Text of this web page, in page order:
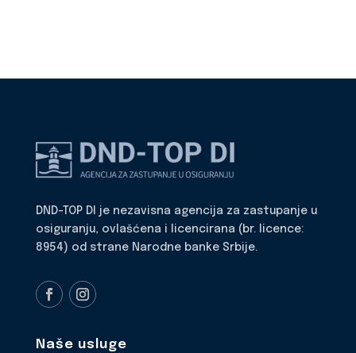
DND-TOP DI je nezavisna agencija za zastupanje u
osiguranju, ovlašćena i licencirana (br. licence:
8954) od strane Narodne banke Srbije.
Naše usluge